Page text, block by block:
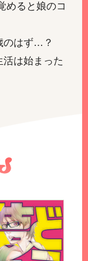
めると娘のコ
のはず…？
活は始まった